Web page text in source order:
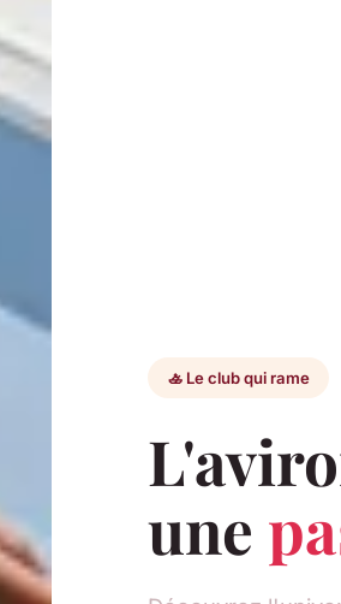
🚣 Le club qui rame
une